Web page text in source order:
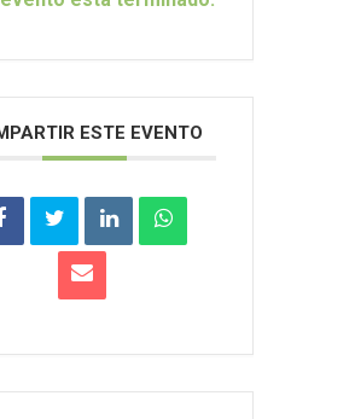
ESTE EVENTO